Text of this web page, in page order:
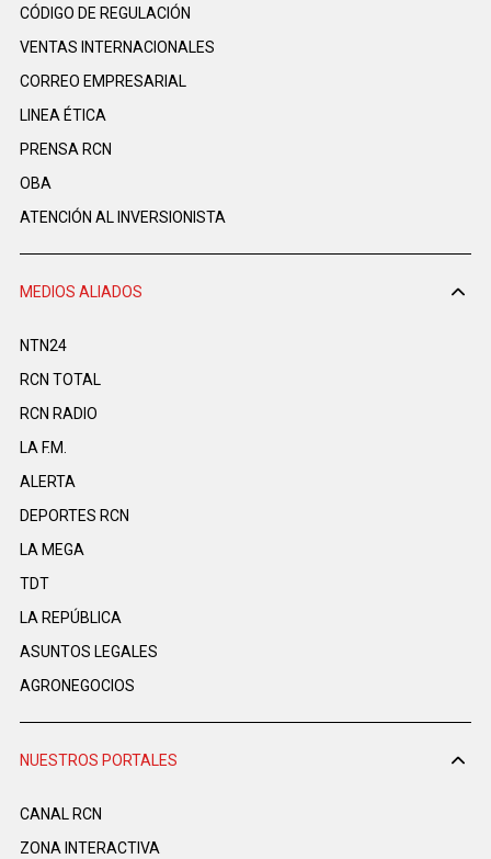
CÓDIGO DE REGULACIÓN
VENTAS INTERNACIONALES
CORREO EMPRESARIAL
LINEA ÉTICA
PRENSA RCN
OBA
ATENCIÓN AL INVERSIONISTA
MEDIOS ALIADOS
NTN24
RCN TOTAL
RCN RADIO
LA F.M.
ALERTA
DEPORTES RCN
LA MEGA
TDT
LA REPÚBLICA
ASUNTOS LEGALES
AGRONEGOCIOS
NUESTROS PORTALES
CANAL RCN
ZONA INTERACTIVA